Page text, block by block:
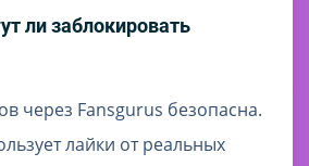
ли заблокировать
через Fansgurus безопасна.
лайки от реальных